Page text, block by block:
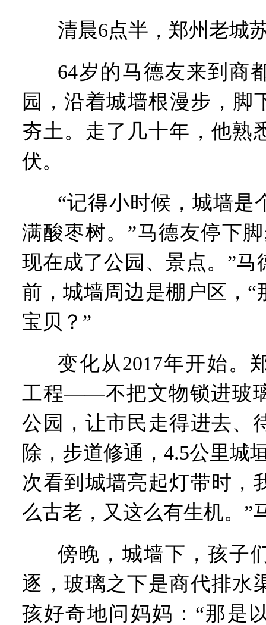
清晨6点半，郑州老城
64岁的马德友来到商
园，沿着城墙根漫步，脚
夯土。走了几十年，他熟
伏。
“记得小时候，城墙是
满酸枣树。”马德友停下
现在成了公园、景点。”马
前，城墙周边是棚户区，“
宝贝？”
变化从2017年开始。
工程——不把文物锁进玻
公园，让市民走得进去、
除，步道修通，4.5公里城
次看到城墙亮起灯带时，
么古老，又这么有生机。”
傍晚，城墙下，孩子
逐，玻璃之下是商代排水
孩好奇地问妈妈：“那是